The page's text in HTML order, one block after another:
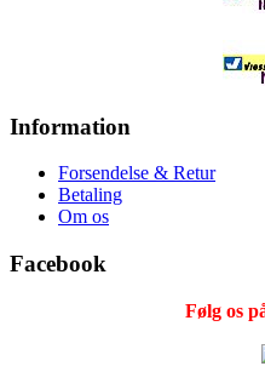
Information
Forsendelse & Retur
Betaling
Om os
Facebook
Følg os